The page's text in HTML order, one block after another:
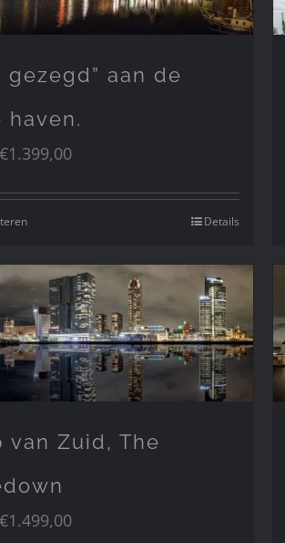
optie
kan
gekozen
worden
op
productpagina
gezegd” aan de
haven.
€1.399,00Prijsklasse:
tot
Dit
heeft
meerdere
variaties.
Deze
optie
kan
gekozen
worden
op
productpagina
Details
van Zuid, The
€1.499,00Prijsklasse: